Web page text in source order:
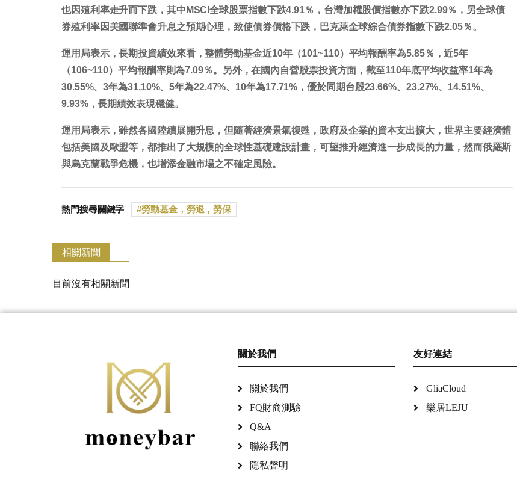
也因殖利率走升而下跌，其中MSCI全球股票指數下跌4.91％，台灣加權股價指數亦下跌2.99％，另全球債
券殖利率因美國聯準會升息之預期心理，致使債券價格下跌，巴克萊全球綜合債券指數下跌2.05％。
運用局表示，長期投資績效來看，整體勞動基金近10年（101~110）平均報酬率為5.85％，近5年
（106~110）平均報酬率則為7.09％。另外，在國內自營股票投資方面，截至110年底平均收益率1年為
30.55%、3年為31.10%、5年為22.47%、10年為17.71%，優於同期台股23.66%、23.27%、14.51%、
9.93%，長期績效表現穩健。
運用局表示，雖然各國陸續展開升息，但隨著經濟景氣復甦，政府及企業的資本支出擴大，世界主要經濟體
包括美國及歐盟等，都推出了大規模的全球性基礎建設計畫，可望推升經濟進一步成長的力量，然而俄羅斯
與烏克蘭戰爭危機，也增添金融市場之不確定風險。
熱門搜尋關鍵字 勞動基金，勞退，勞保
相關新聞
目前沒有相關新聞
關於我們
關於我們
FQ財商測驗
Q&A
聯絡我們
隱私聲明
友好連結
GliaCloud
樂居LEJU